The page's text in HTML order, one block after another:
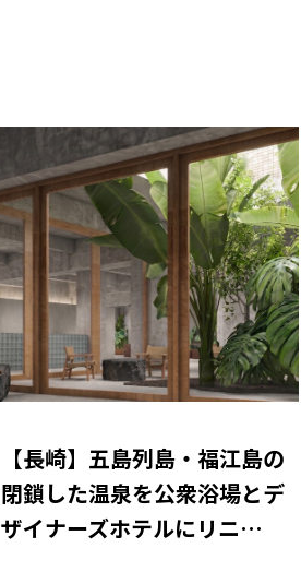
【長崎】五島列島・福江島の
閉鎖した温泉を公衆浴場とデ
ザイナーズホテルにリニ…